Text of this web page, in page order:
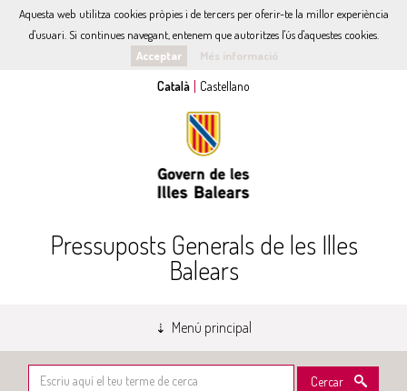
Aquesta web utilitza cookies pròpies i de tercers per oferir-te la millor experiència
d'usuari. Si continues navegant, entenem que autoritzes l'ús d'aquestes cookies.
Acceptar
Més informació
Pressuposts Generals de les Illes
Balears
Menú principal
Cercar